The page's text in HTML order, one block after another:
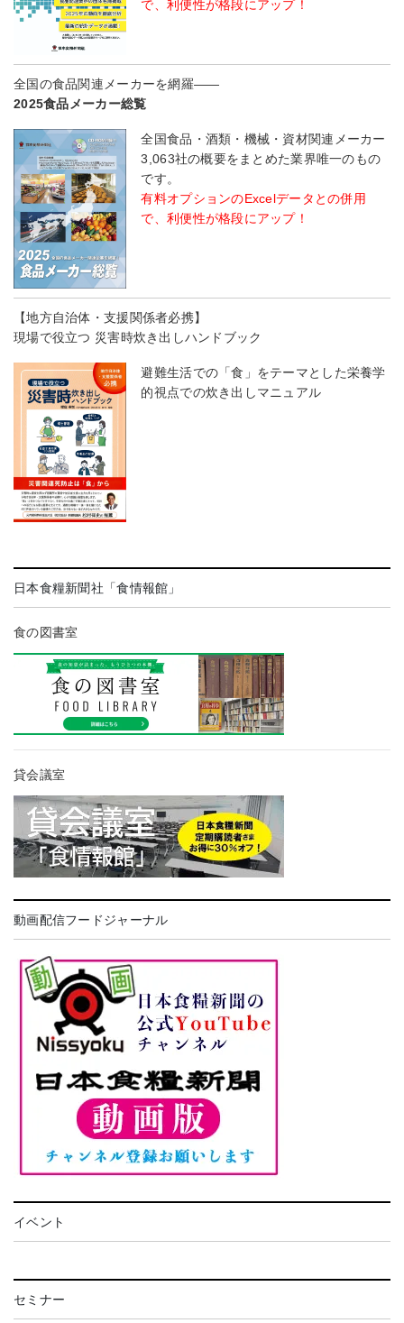
で、利便性が格段にアップ！
全国の食品関連メーカーを網羅――
2025食品メーカー総覧
全国食品・酒類・機械・資材関連メーカー
3,063社の概要をまとめた業界唯一のもの
です。
有料オプションのExcelデータとの併用
で、利便性が格段にアップ！
【地方自治体・支援関係者必携】
現場で役立つ 災害時炊き出しハンドブック
避難生活での「食」をテーマとした栄養学
的視点での炊き出しマニュアル
日本食糧新聞社「食情報館」
食の図書室
貸会議室
動画配信フードジャーナル
イベント
セミナー